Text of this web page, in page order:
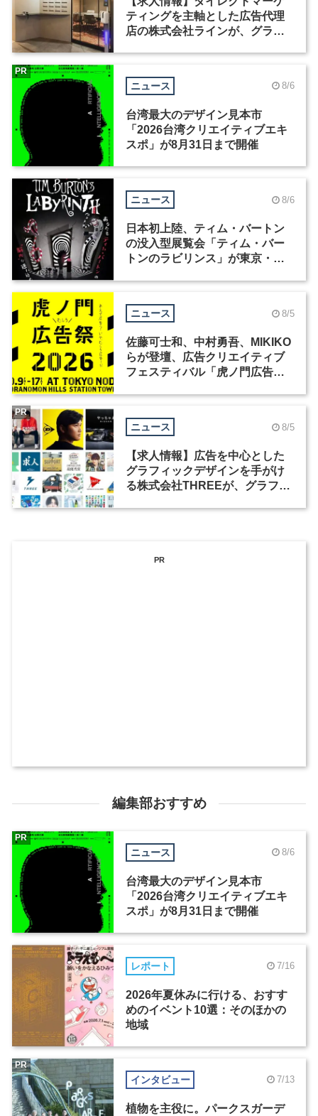
ティングを主軸とした広告代理
店の株式会社ラインが、グラフ
ニュース 8/6
台湾最大のデザイン見本市
「2026台湾クリエイティブエキ
スポ」が8月31日まで開催
PR
ニュース 8/6
日本初上陸、ティム・バートン
の没入型展覧会「ティム・バー
トンのラビリンス」が東京・豊
ニュース 8/5
佐藤可士和、中村勇吾、MIKIKO
らが登壇、広告クリエイティブ
フェスティバル「虎ノ門広告
ニュース 8/5
【求人情報】広告を中心とした
グラフィックデザインを手がけ
る株式会社THREEが、グラフィ
PR
PR
編集部おすすめ
ニュース 8/6
台湾最大のデザイン見本市
「2026台湾クリエイティブエキ
スポ」が8月31日まで開催
PR
レポート 7/16
2026年夏休みに行ける、おすす
めのイベント10選：そのほかの
地域
インタビュー 7/13
植物を主役に。パークスガーデ
PR